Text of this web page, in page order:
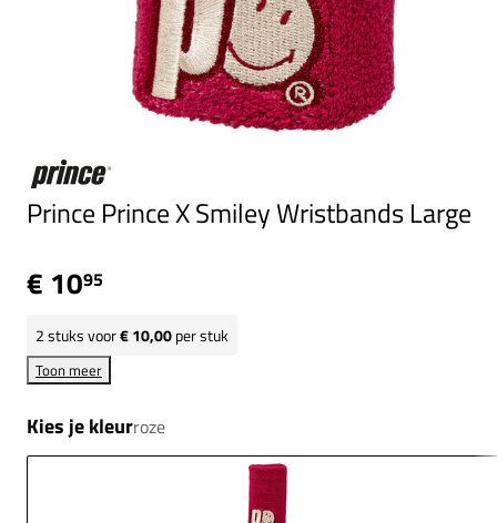
Prince Prince X Smiley Wristbands Large
€ 1095
2stuks voor€ 10,00per stuk
Toon meer
Kies je kleurroze